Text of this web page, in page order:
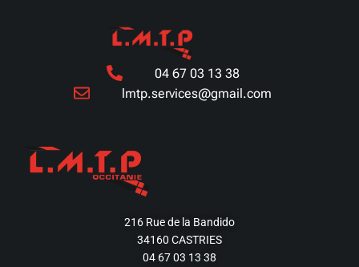
04 67 03 13 38
lmtp.services@gmail.com
216 Rue de la Bandido
34160 CASTRIES
04 67 03 13 38